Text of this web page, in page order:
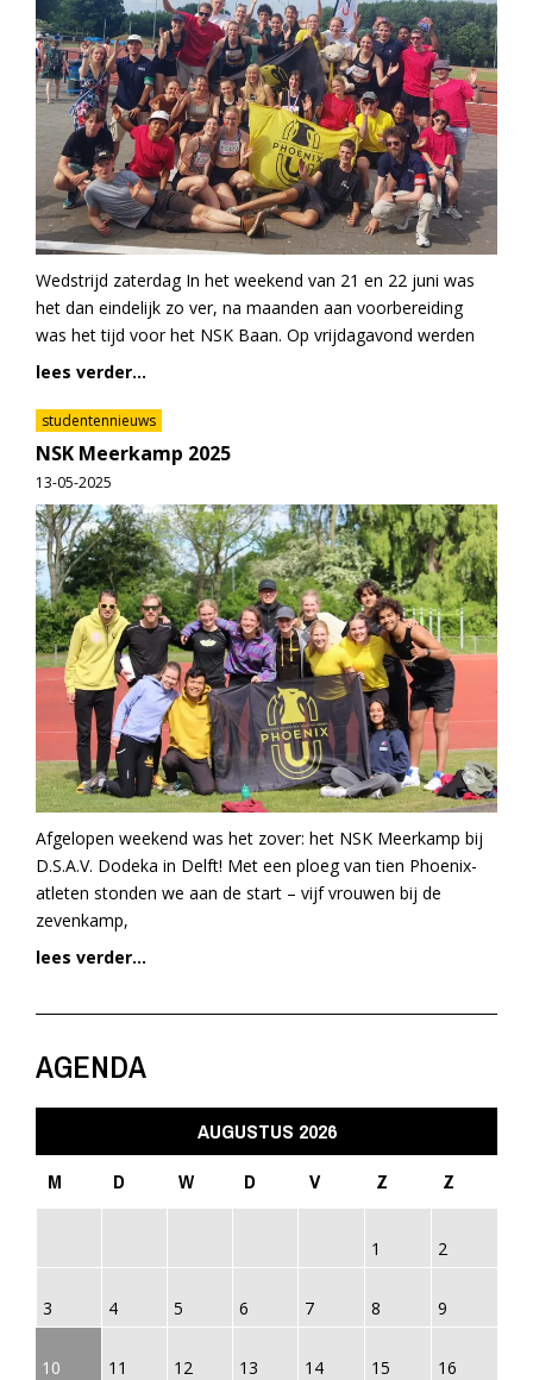
Wedstrijd zaterdag In het weekend van 21 en 22 juni was
het dan eindelijk zo ver, na maanden aan voorbereiding
was het tijd voor het NSK Baan. Op vrijdagavond werden
lees verder...
studentennieuws
NSK Meerkamp 2025
13-05-2025
Afgelopen weekend was het zover: het NSK Meerkamp bij
D.S.A.V. Dodeka in Delft! Met een ploeg van tien Phoenix-
atleten stonden we aan de start – vijf vrouwen bij de
zevenkamp,
lees verder...
AGENDA
AUGUSTUS 2026
M
D W D V Z Z
1 2
3 4 5 6 7 8 9
10 11 12 13 14 15 16